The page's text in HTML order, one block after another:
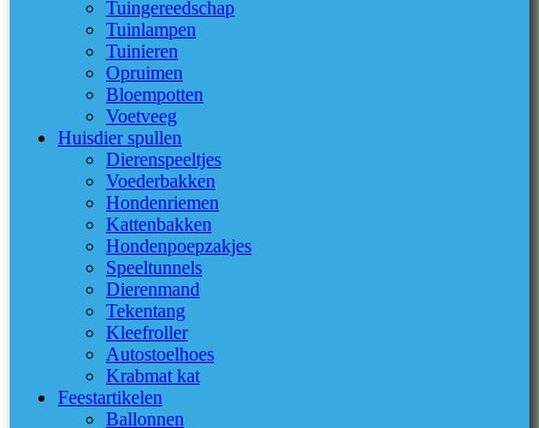
Tuingereedschap
Tuinlampen
Tuinieren
Opruimen
Bloempotten
Voetveeg
Huisdier spullen
Dierenspeeltjes
Voederbakken
Hondenriemen
Kattenbakken
Hondenpoepzakjes
Speeltunnels
Dierenmand
Tekentang
Kleefroller
Autostoelhoes
Krabmat kat
Feestartikelen
Ballonnen